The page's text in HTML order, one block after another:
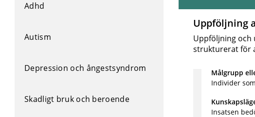
Adhd
Autism
Depression och ångestsyndrom
Skadligt bruk och beroende
Uppföljning
Uppföljning och
strukturerat för
Målgrupp
Individer
Insatsen